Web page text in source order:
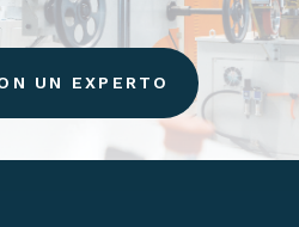
UN EXPERTO